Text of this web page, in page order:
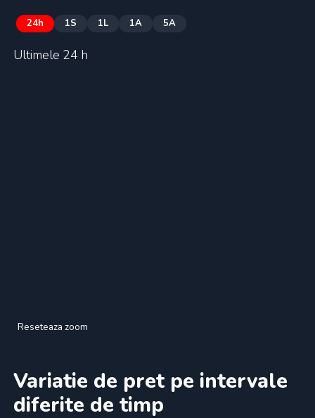
24h 1S 1L 1A 5A
Ultimele 24 h
Reseteaza zoom
Variatie de pret pe intervale
diferite de timp